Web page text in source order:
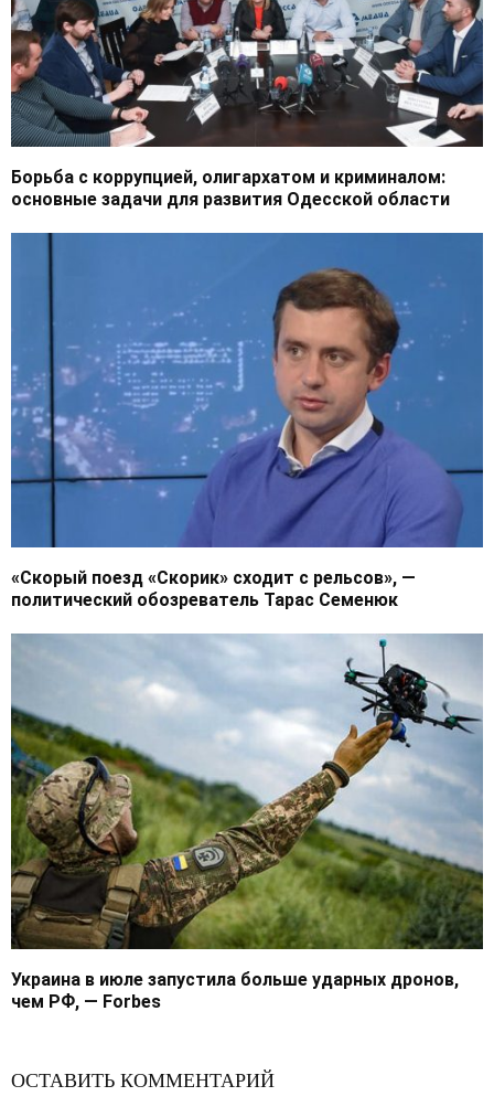
Борьба с коррупцией, олигархатом и криминалом:
основные задачи для развития Одесской области
«Скорый поезд «Скорик» сходит с рельсов», —
политический обозреватель Тарас Семенюк
Украина в июле запустила больше ударных дронов,
чем РФ, — Forbes
ОСТАВИТЬ КОММЕНТАРИЙ